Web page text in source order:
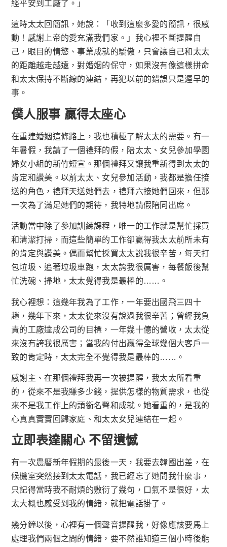
經平安到工廠了。」
這時太太回簡訊，她說：「收到這麼多愛的簡訊，很感
動！感謝上帝的愛充滿我們家。」我心裡不斷提醒自
己，眼目的情慾、事業成就的驕傲，只會讓自己和太太
的距離越走越遠，對婚姻的保守，如果沒有像這樣拼命
和太太保持不斷線的連結，再犯以前的錯誤只是遲早的
事。
僕人服事 贏得太座心
在重建婚姻這條路上，我也積極了解太太的需要。有一
年暑假，我請了一個禮拜的假，陪太太、女兒參加學園
婦女小組的新竹短宣。那個禮拜又讓我重新得到太太的
肯定和讚美。以前太太、女兒參加活動，我都是擔任接
送的角色，禮拜天送她們去，禮拜六接她們回來，但那
一次為了滿足她們的期待，我特地請假陪同出席。
活動當中除了參加訓練課程，唯一的工作就是幫忙採買
和清潔打掃，而這些簡單的工作卻贏得我太太前所未有
的肯定與讚美。偶而幫忙採買太太說我很辛苦，每天打
包垃圾、追著垃圾車跑，太太誇我很厲害，每餐飯後幫
忙洗碗、掃地，太太覺得我是最棒的……。
我心裡想：這幾年我為了工作，一年要出國飛三四十
趟，幾年下來，太太從來沒有說過我很辛苦；曾經我負
責的工廠達成公司的目標，一年幾十億的營收，太太從
來沒有誇我很厲害；當我的付出贏得全球幾個大客戶一
致的肯定時，太太完全不覺得我是最棒的……。
感謝主、在那個禮拜我再一次被提醒，我太太所看重
的，從來不是我賺多少錢，提供怎樣的物質需求，也從
來不是我工作上的頭銜名聲和成就。她看重的，是我的
心真真實實回歸家庭、和太太女兒連結在一起。
立即表達關心 不留遺憾
有一次農曆新年假期的最後一天，我要去韓國出差，在
候機室突然接到太太電話，我已經忘了她問我什麼事，
只記得當時我不耐煩的敷衍了幾句，口氣不是很好，太
太大概也感受到我的情緒，就把電話掛了。
幾分鐘以後，心裡有一個聲音提醒我，好像應該要馬上
處理我們兩個之間的情緒，要不然誰知道三個小時後能